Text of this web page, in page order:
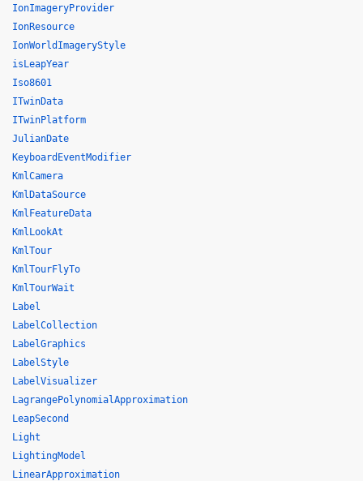
IonImageryProvider
IonResource
IonWorldImageryStyle
isLeapYear
Iso8601
ITwinData
ITwinPlatform
JulianDate
KeyboardEventModifier
KmlCamera
KmlDataSource
KmlFeatureData
KmlLookAt
KmlTour
KmlTourFlyTo
KmlTourWait
Label
LabelCollection
LabelGraphics
LabelStyle
LabelVisualizer
LagrangePolynomialApproximation
LeapSecond
Light
LightingModel
LinearApproximation